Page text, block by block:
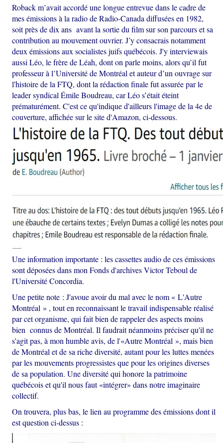
Roback m’avait accordé une longue entrevue dans le cadre de
mes émissions à la radio de Radio-Canada diffusées en 1982,
soit près de dix ans avant la sortie du film sur son parcours et sa
contribution au mouvement ouvrier. J’y consacrais notamment
deux émissions aux socialistes juifs québécois. J'y interviewais
aussi Léo, le frère de Léah, dont on parle moins, alors qu’il fut
professeur à l’Université de Montréal et auteur d’un ouvrage sur
l'histoire de la FTQ, dont la rédaction finale fut assurée par le
leader syndical Émile Boudreau, car Léo s’était éteint
prématurément. C'est ce qu'indique d'ailleurs l'image de la 4e de
couverture, affichée sur le site d'Amazon, ci-dessous.
Une information importante : les cassettes audio de ces émissions
sont déposées dans mon Fonds d'archives Victor Teboul de
l'Université Concordia.
Une petite note : J'avoue avoir du mal avec le nom « L'Autre
Montréal » , tout en reconnaissant le travail indispensable réalisé
par cet organisme, qui fait bien de rappeler des aspects moins
bien connus de Montréal. Il faudrait néanmoins préciser qu'il ne
s'agit pas, à mon humble avis, de l'«Autre Montréal », mais bien
de Montréal et de sa riche diversité, autant pour les luttes menées
par les mouvements progressistes que pour les origines diverses
de sa population. Une diversité qui honore la patrimoine
québécois et qu'il nous faut «intégrer» dans notre imaginaire
collectif.
On trouvera, plus bas, le lien au programme des émissions dont il
est question ci-dessus :